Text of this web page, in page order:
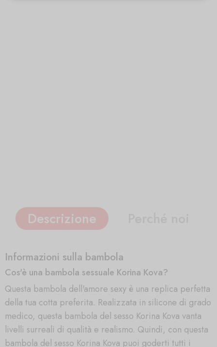
Descrizione
Informazioni sulla bambola
Cos'è una bambola sessuale Korina Kova?
Questa bambola dell'amore sexy è una replica perfetta
della tua cotta preferita. Realizzata in silicone di grado
medico, questa bambola del sesso Korina Kova vanta
livelli surreali di qualità e realismo. Quindi, con questa
bambola del sesso Korina Kova puoi goderti tutti i